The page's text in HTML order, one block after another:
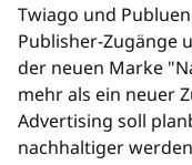
Twiago und
Publisher-Zugänge
der neuen Marke
mehr als ein neuer
Advertising soll
nachhaltiger